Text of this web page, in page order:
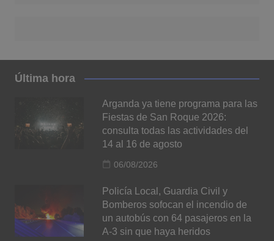
Última hora
Arganda ya tiene programa para las
Fiestas de San Roque 2026:
consulta todas las actividades del
14 al 16 de agosto
06/08/2026
Policía Local, Guardia Civil y
Bomberos sofocan el incendio de
un autobús con 64 pasajeros en la
A-3 sin que haya heridos